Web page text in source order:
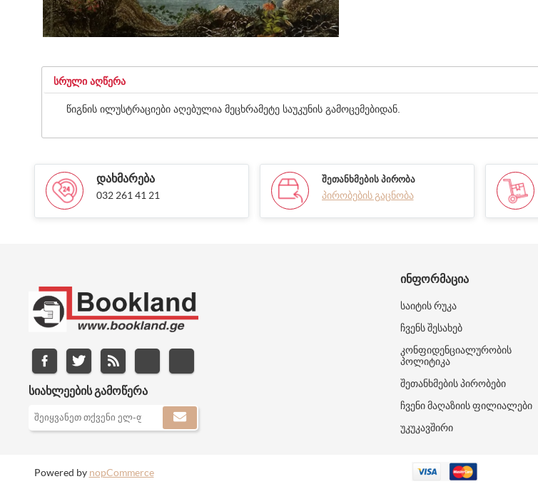
ᲡᲠᲣᲚᲘ ᲐᲦᲬᲔᲠᲐ
წიგნის ილუსტრაციები აღებულია მეცხრამეტე საუკუნის გამოცემებიდან.
ᲓᲐᲮᲛᲐᲠᲔᲑᲐ
032 261 41 21
ᲨᲔᲗᲐᲜᲮᲛᲔᲑᲘᲡ ᲞᲘᲠᲝᲑᲐ
პირობების გაცნობა
ᲡᲘᲐᲮᲚᲔᲔᲑᲘᲡ ᲒᲐᲛᲝᲬᲔᲠᲐ
ᲘᲜᲤᲝᲠᲛᲐᲪᲘᲐ
საიტის რუკა
ჩვენს შესახებ
კონფიდენციალურობის
პოლიტიკა
შეთანხმების პირობები
ჩვენი მაღაზიის ფილიალები
უკუკავშირი
Powered by nopCommerce